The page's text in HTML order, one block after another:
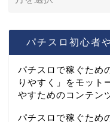
パチスロ初心者
パチスロで稼ぐため
りやすく」をモット
やすためのコンテン
パチスロで稼ぐため